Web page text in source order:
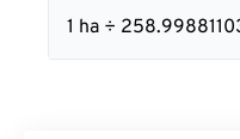
1 ha ÷